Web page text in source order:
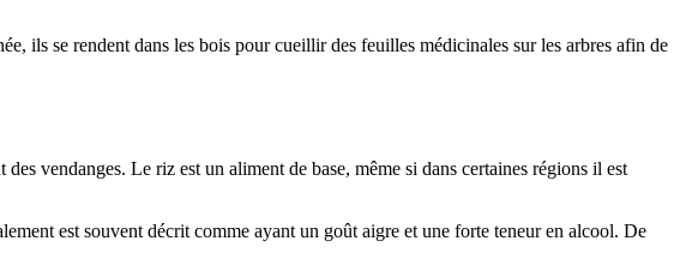
ils se rendent dans les bois pour cueillir des feuilles médicinales sur les arbres afin de
vendanges. Le riz est un aliment de base, même si dans certaines régions il est
est souvent décrit comme ayant un goût aigre et une forte teneur en alcool. De